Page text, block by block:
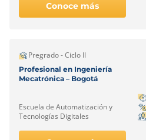
Conoce más
Pregrado - Ciclo II
Profesional en Ingeniería
Mecatrónica – Bogotá
Escuela de Automatización y
Tecnologías Digitales